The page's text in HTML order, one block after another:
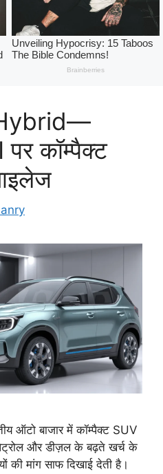
कॉम्पैक्ट
ऑटो बाजार में कॉम्पैक्ट SUV
और डीज़ल के बढ़ते खर्च के
की मांग साफ दिखाई देती है।